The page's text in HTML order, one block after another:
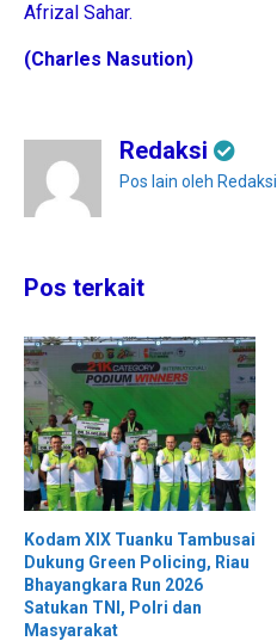
Afrizal Sahar.
(Charles Nasution)
Redaksi
Pos lain oleh Redaksi
Pos terkait
Kodam XIX Tuanku Tambusai
Dukung Green Policing, Riau
Bhayangkara Run 2026
Satukan TNI, Polri dan
Masyarakat